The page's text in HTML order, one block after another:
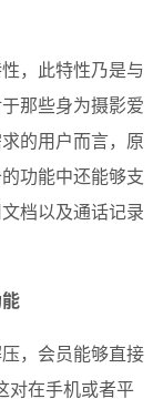
，此特性乃是与
那些身为摄影爱
的用户而言，原
功能中还能够支
档以及通话记录
，会员能够直接
对在手机或者平